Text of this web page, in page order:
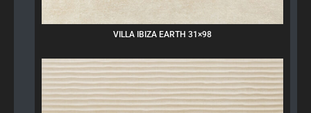
VILLA IBIZA EARTH 31×98